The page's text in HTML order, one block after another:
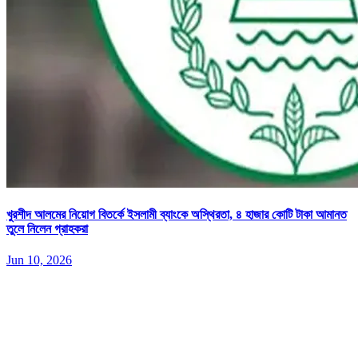
খুরশীদ আলমের নিয়োগ বিতর্কে ইসলামী ব্যাংকে অস্থিরতা, ৪ হাজার কোটি টাকা আমানত
তুলে নিলেন গ্রাহকরা
Jun 10, 2026